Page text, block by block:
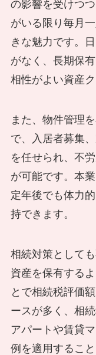
の影響を受けつ
がいる限り毎月
きな魅力です。
がなく、長期保
相性がよい資産
また、物件管理
で、入居者募集
を任せられ、不
が可能です。本
定年後でも体力
持できます。
相続対策として
資産を保有する
とで相続税評価
ースが多く、相
アパートや賃貸
例を適用するこ